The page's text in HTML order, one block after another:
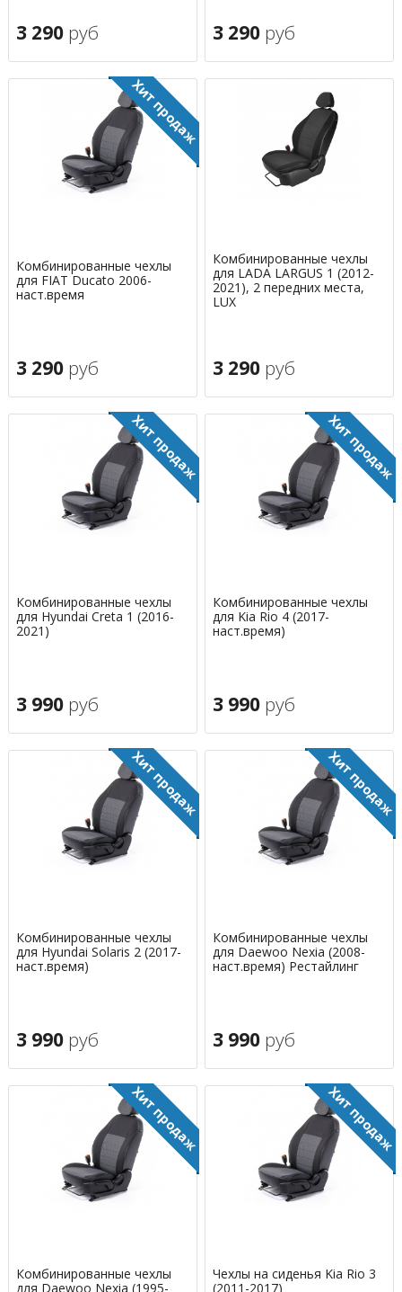
3 290 руб 3 290 руб
Комбинированные чехлы
для FIAT Ducato 2006-
наст.время
3 290 руб
Комбинированные чехлы
для LADA LARGUS 1 (2012-
2021), 2 передних места,
LUX
3 290 руб
Комбинированные чехлы
для Hyundai Creta 1 (2016-
2021)
3 990 руб
Комбинированные чехлы
для Kia Rio 4 (2017-
наст.время)
3 990 руб
Комбинированные чехлы
для Hyundai Solaris 2 (2017-
наст.время)
3 990 руб
Комбинированные чехлы
для Daewoo Nexia (2008-
наст.время) Рестайлинг
3 990 руб
Комбинированные чехлы
для Daewoo Nexia (1995-
Чехлы на сиденья Kia Rio 3
(2011-2017)